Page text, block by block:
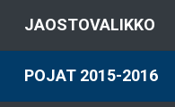
JAOSTOVALIKKO
POJAT 2015-2016